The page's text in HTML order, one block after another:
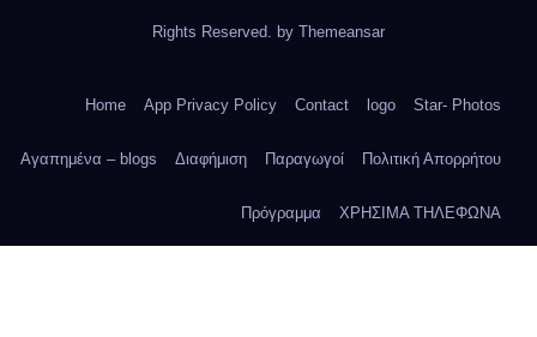
Rights Reserved. by Themeansar
Home App Privacy Policy Contact logo Star- Photos
Αγαπημένα – blogs Διαφήμιση Παραγωγοί Πολιτική Απορρήτου
Πρόγραμμα ΧΡΗΣΙΜΑ ΤΗΛΕΦΩΝΑ